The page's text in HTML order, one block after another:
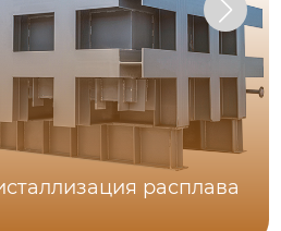
расплава